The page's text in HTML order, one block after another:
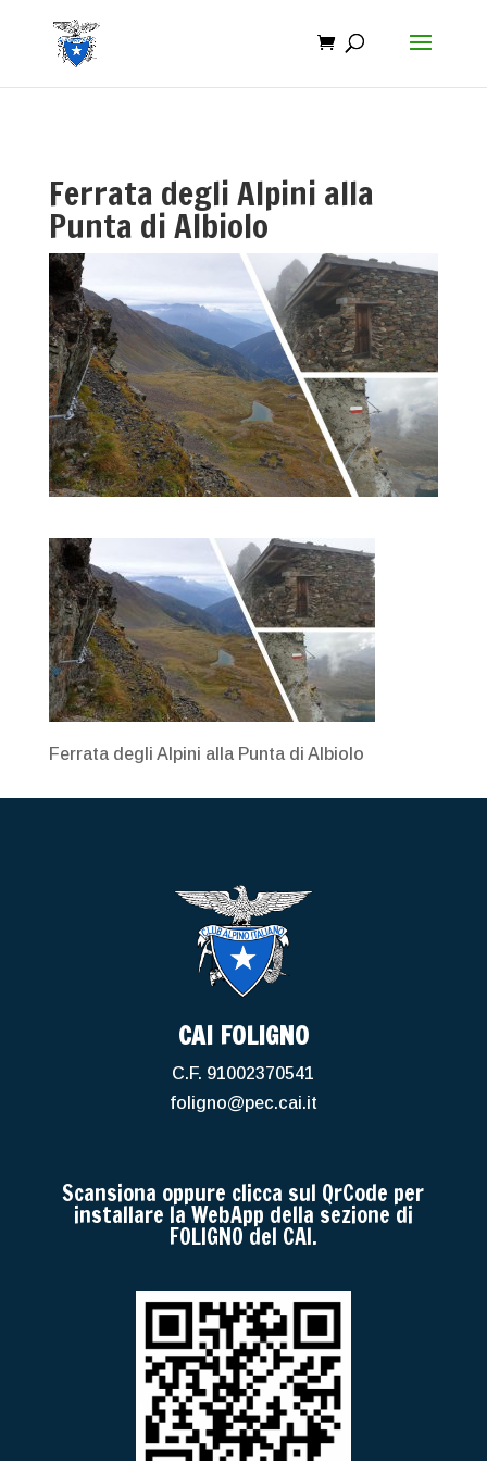
Ferrata degli Alpini alla
Punta di Albiolo
Ferrata degli Alpini alla Punta di Albiolo
CAI FOLIGNO
C.F. 91002370541
foligno@pec.cai.it
Scansiona oppure clicca sul QrCode per
installare la WebApp della sezione di
FOLIGNO del CAI.